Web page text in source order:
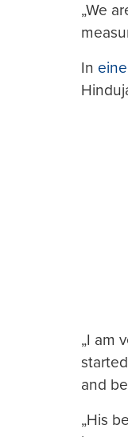
„We
In
„I am
and
„His